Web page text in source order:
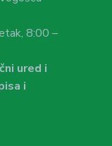
8:00 –
ured i
i